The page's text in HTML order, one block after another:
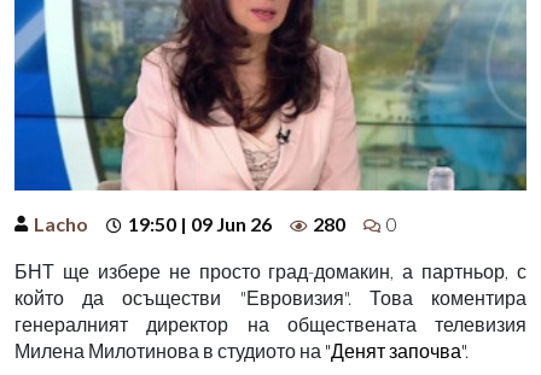
Lacho 19:50 | 09 Jun 26 280 0
БНТ ще избере не просто град-домакин, а партньор, с
който да осъществи "Евровизия". Това коментира
генералният директор на обществената телевизия
Милена Милотинова в студиото на "Денят започва".